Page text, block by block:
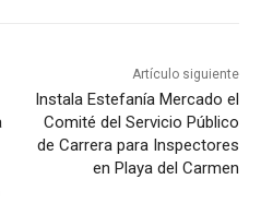
Artículo siguiente
Instala Estefanía Mercado el
Comité del Servicio Público
de Carrera para Inspectores
en Playa del Carmen